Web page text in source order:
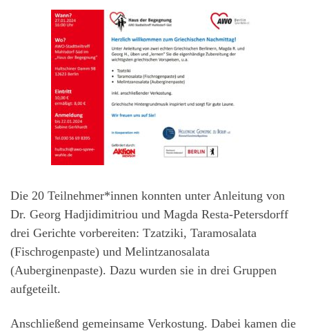
Die 20 Teilnehmer*innen konnten unter Anleitung von
Dr. Georg Hadjidimitriou und Magda Resta-Petersdorff
drei Gerichte vorbereiten: Tzatziki, Taramosalata
(Fischrogenpaste) und Melintzanosalata
(Auberginenpaste). Dazu wurden sie in drei Gruppen
aufgeteilt.
Anschließend gemeinsame Verkostung. Dabei kamen die